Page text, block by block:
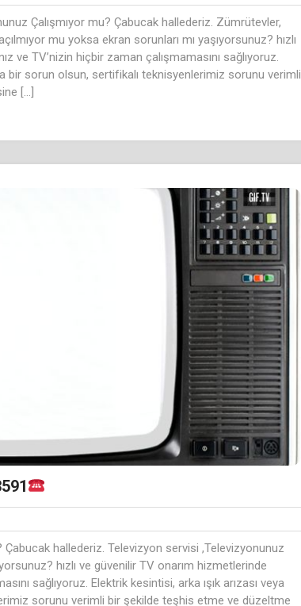
Çalışmıyor mu? Çabucak hallederiz. Zümrütevler,
mu yoksa ekran sorunları mı yaşıyorsunuz? hızlı
ve TV’nizin hiçbir zaman çalışmamasını sağlıyoruz.
bir sorun olsun, sertifikalı teknisyenlerimiz sorunu verimli
[…]
Çabucak hallederiz. Televizyon servisi ,Televizyonunuz
hızlı ve güvenilir TV onarım hizmetlerinde
sağlıyoruz. Elektrik kesintisi, arka ışık arızası veya
sorunu verimli bir şekilde teşhis etme ve düzeltme